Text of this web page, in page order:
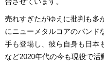
売れすぎたがゆえに批判も多
にニューメタルコアのバンド
手も登場し、彼ら自身も日本
など2020年代の今も現役で活